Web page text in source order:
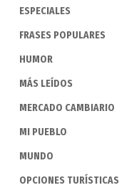
ESPECIALES
FRASES POPULARES
HUMOR
MÁS LEÍDOS
MERCADO CAMBIARIO
MI PUEBLO
MUNDO
OPCIONES TURÍSTICAS